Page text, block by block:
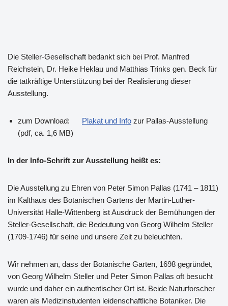
Die Steller-Gesellschaft bedankt sich bei Prof. Manfred
Reichstein, Dr. Heike Heklau und Matthias Trinks gen. Beck für
die tatkräftige Unterstützung bei der Realisierung dieser
Ausstellung.
zum Download: Plakat und Info zur Pallas-Ausstellung
(pdf, ca. 1,6 MB)
In der Info-Schrift zur Ausstellung heißt es:
Die Ausstellung zu Ehren von Peter Simon Pallas (1741 – 1811)
im Kalthaus des Botanischen Gartens der Martin-Luther-
Universität Halle-Wittenberg ist Ausdruck der Bemühungen der
Steller-Gesellschaft, die Bedeutung von Georg Wilhelm Steller
(1709-1746) für seine und unsere Zeit zu beleuchten.
Wir nehmen an, dass der Botanische Garten, 1698 gegründet,
von Georg Wilhelm Steller und Peter Simon Pallas oft besucht
wurde und daher ein authentischer Ort ist. Beide Naturforscher
waren als Medizinstudenten leidenschaftliche Botaniker. Die